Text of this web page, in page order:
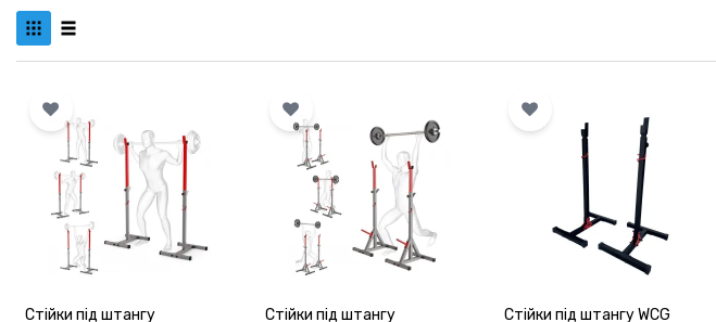
ДОСТАВКА
КРЕДИТ
ОПЛАТА
ГАРАНТІЯ
ОФЕРТА
Стійки під штангу
Стійки під штангу
Стійки під штангу WCG